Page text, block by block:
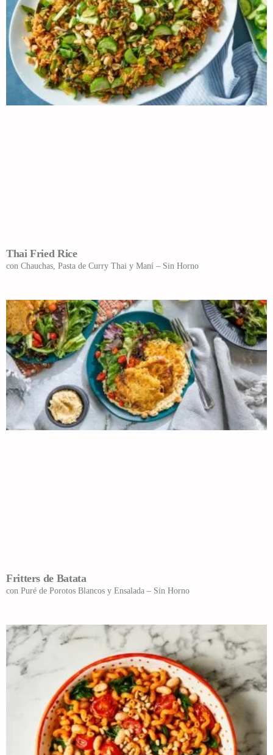
Thai Fried Rice
con Chauchas, Pasta de Curry Thai y Maní – Sin Horno
Fritters de Batata
con Puré de Porotos Blancos y Ensalada – Sin Horno